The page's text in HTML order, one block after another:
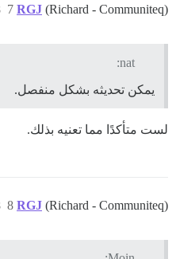
RGJ (Richard - Communiteq)
7
nat:
يمكن تحديثه بشكل منفصل.
لست متأكدًا مما تعنيه بذلك.
RGJ (Richard - Communiteq)
8